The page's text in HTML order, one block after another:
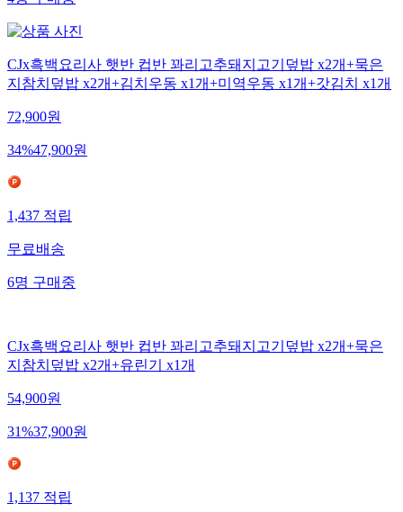
4명구매중
CJx흑백요리사 햇반 컵반 꽈리고추돼지고기덮밥 x2개+묵은
지참치덮밥 x2개+김치우동 x1개+미역우동 x1개+갓김치 x1개
72,900원
34%47,900원
1,437적립
무료배송
6명구매중
CJx흑백요리사 햇반 컵반 꽈리고추돼지고기덮밥 x2개+묵은
지참치덮밥 x2개+유린기 x1개
54,900원
31%37,900원
1,137적립